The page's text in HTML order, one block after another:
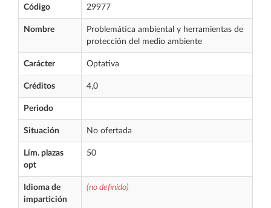
Código 29977
Nombre
Problemática ambiental y herramientas de
protección del medio ambiente
Carácter Optativa
Créditos 4,0
Periodo
Situación No ofertada
Lím. plazas
opt
50
Idioma de
impartición
(no definido)